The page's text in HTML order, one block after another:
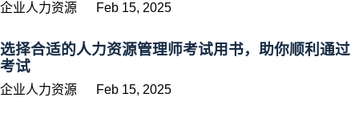
企业人力资源 Feb 15, 2025
选择合适的人力资源管理师考试用书，助你顺利通过
考试
企业人力资源 Feb 15, 2025